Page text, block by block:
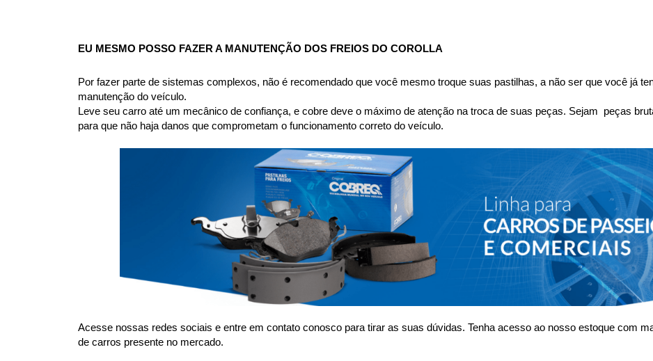
EU MESMO POSSO FAZER A MANUTENÇÃO DOS FREIOS DO COROLLA
Por fazer parte de sistemas complexos, não é recomendado que você mesmo troque suas pastilhas, a não ser que você já
manutenção do veículo.
Leve seu carro até um mecânico de confiança, e cobre deve o máximo de atenção na troca de suas peças. Sejam  peças
para que não haja danos que comprometam o funcionamento correto do veículo.
Acesse nossas redes sociais e entre em contato conosco para tirar as suas dúvidas. Tenha acesso ao nosso estoque com
de carros presente no mercado.